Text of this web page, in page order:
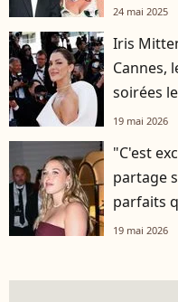
24 mai 2025
Iris
Cannes,
soirées
19 mai 2026
"C'est
partage
parfaits
19 mai 2026